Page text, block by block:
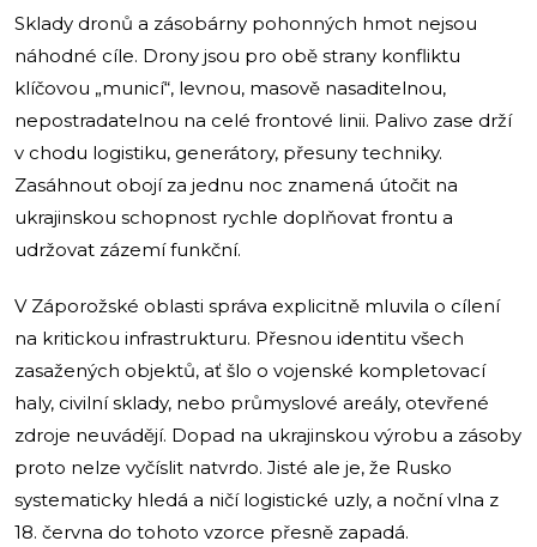
Sklady dronů a zásobárny pohonných hmot nejsou
náhodné cíle. Drony jsou pro obě strany konfliktu
klíčovou „municí“, levnou, masově nasaditelnou,
nepostradatelnou na celé frontové linii. Palivo zase drží
v chodu logistiku, generátory, přesuny techniky.
Zasáhnout obojí za jednu noc znamená útočit na
ukrajinskou schopnost rychle doplňovat frontu a
udržovat zázemí funkční.
V Záporožské oblasti správa explicitně mluvila o cílení
na kritickou infrastrukturu. Přesnou identitu všech
zasažených objektů, ať šlo o vojenské kompletovací
haly, civilní sklady, nebo průmyslové areály, otevřené
zdroje neuvádějí. Dopad na ukrajinskou výrobu a zásoby
proto nelze vyčíslit natvrdo. Jisté ale je, že Rusko
systematicky hledá a ničí logistické uzly, a noční vlna z
18. června do tohoto vzorce přesně zapadá.